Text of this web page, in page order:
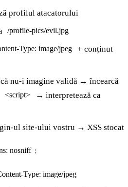
profilul atacatorului
/profile-pics/evil.jpg
Type: image/jpeg
+ conținut
că nu-i imagine validă → încearcă
<script>
→ interpretează ca
ul site-ului vostru → XSS stocat
nosniff :
Type: image/jpeg